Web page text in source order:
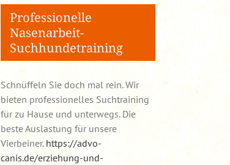
Professionelle
Nasenarbeit-
Suchhundetraining
Schnüffeln Sie doch mal rein. Wir
bieten professionelles Suchtraining
für zu Hause und unterwegs. Die
beste Auslastung für unsere
Vierbeiner. https://advo-
canis.de/erziehung-und-